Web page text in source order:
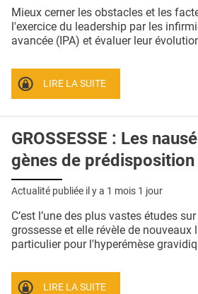
Mieux cerner les obstacles et les
l'exercice du leadership par les
avancée (IPA) et évaluer leur
LIRE LA SUITE
GROSSESSE : Les
gènes de prédisposition
Actualité publiée il y a 1 mois 1 jour
C’est l’une des plus vastes études
grossesse et elle révèle de nouveaux
particulier pour l'hyperémèse
LIRE LA SUITE